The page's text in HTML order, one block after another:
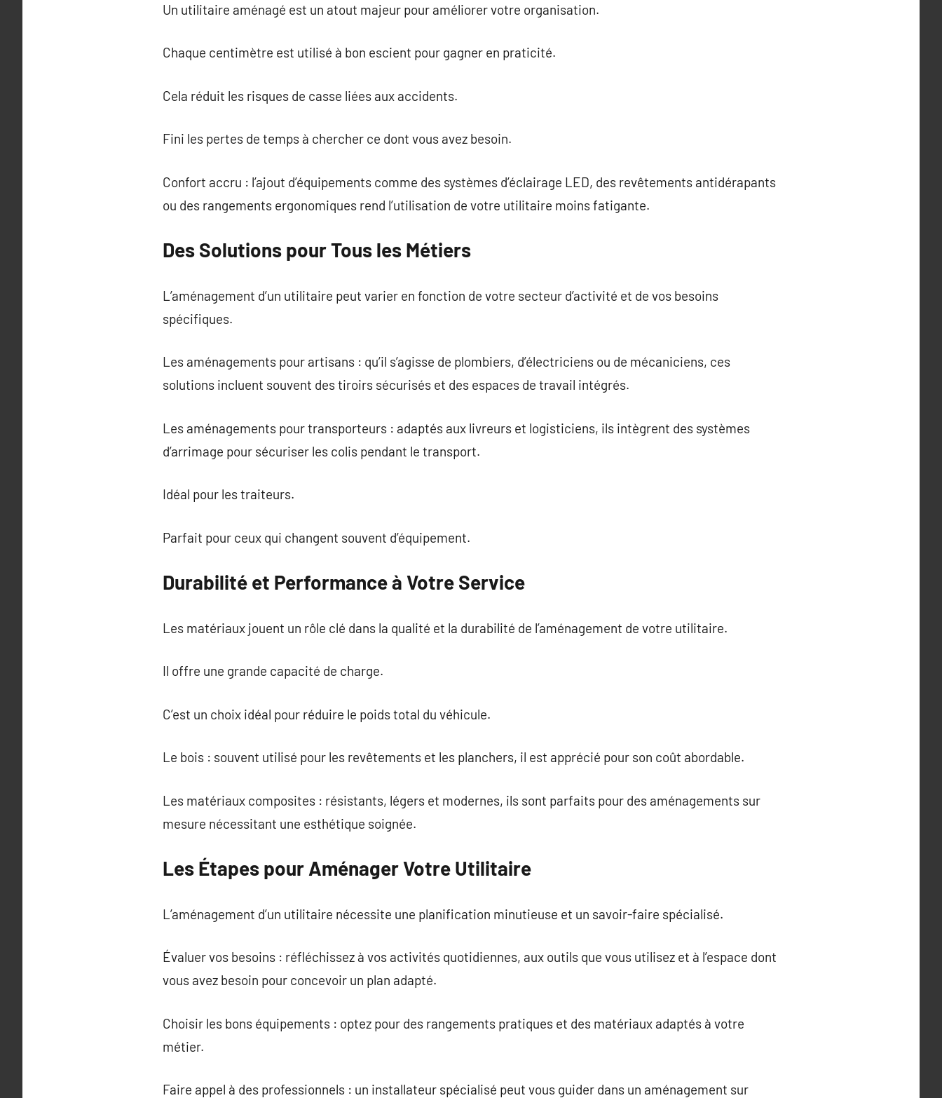
Un utilitaire aménagé est un atout majeur pour améliorer votre organisation.
Chaque centimètre est utilisé à bon escient pour gagner en praticité.
Cela réduit les risques de casse liées aux accidents.
Fini les pertes de temps à chercher ce dont vous avez besoin.
Confort accru : l’ajout d’équipements comme des systèmes d’éclairage LED, des revêtements antidérapants
ou des rangements ergonomiques rend l’utilisation de votre utilitaire moins fatigante.
Des Solutions pour Tous les Métiers
L’aménagement d’un utilitaire peut varier en fonction de votre secteur d’activité et de vos besoins
spécifiques.
Les aménagements pour artisans : qu’il s’agisse de plombiers, d’électriciens ou de mécaniciens, ces
solutions incluent souvent des tiroirs sécurisés et des espaces de travail intégrés.
Les aménagements pour transporteurs : adaptés aux livreurs et logisticiens, ils intègrent des systèmes
d’arrimage pour sécuriser les colis pendant le transport.
Idéal pour les traiteurs.
Parfait pour ceux qui changent souvent d’équipement.
Durabilité et Performance à Votre Service
Les matériaux jouent un rôle clé dans la qualité et la durabilité de l’aménagement de votre utilitaire.
Il offre une grande capacité de charge.
C’est un choix idéal pour réduire le poids total du véhicule.
Le bois : souvent utilisé pour les revêtements et les planchers, il est apprécié pour son coût abordable.
Les matériaux composites : résistants, légers et modernes, ils sont parfaits pour des aménagements sur
mesure nécessitant une esthétique soignée.
Les Étapes pour Aménager Votre Utilitaire
L’aménagement d’un utilitaire nécessite une planification minutieuse et un savoir-faire spécialisé.
Évaluer vos besoins : réfléchissez à vos activités quotidiennes, aux outils que vous utilisez et à l’espace dont
vous avez besoin pour concevoir un plan adapté.
Choisir les bons équipements : optez pour des rangements pratiques et des matériaux adaptés à votre
métier.
Faire appel à des professionnels : un installateur spécialisé peut vous guider dans un aménagement sur